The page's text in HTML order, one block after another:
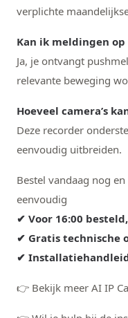
verplichte
Kan ik meldingen
Ja, je ontvangt
relevante beweging
Hoeveel camera’s
Deze recorder
eenvoudig uitbreiden.
Bestel vandaag nog
eenvoudig
✔ Voor 16:00
✔ Gratis technische
✔
👉 Bekijk meer AI IP